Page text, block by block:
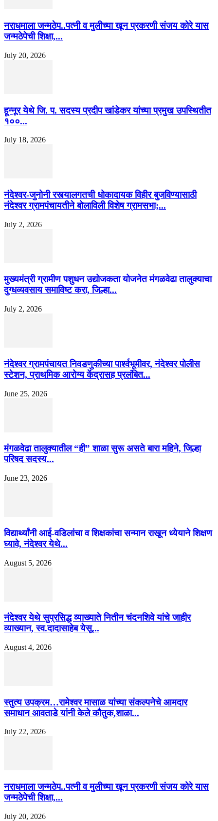
नराधमाला जन्मठेप..पत्नी व मुलीच्या खून प्रकरणी संजय कोरे यास
जन्मठेपेची शिक्षा,...
July 20, 2026
हून्नूर येथे जि. प. सदस्य प्रदीप खांडेकर यांच्या प्रमुख उपस्थितीत
१००...
July 18, 2026
नंदेश्वर-जुनोनी रस्त्यालगतची धोकादायक विहीर बुजविण्यासाठी
नंदेश्वर ग्रामपंचायतीने बोलाविली विशेष ग्रामसभा;...
July 2, 2026
मुख्यमंत्री ग्रामीण पशुधन उद्योजकता योजनेत मंगळवेढा तालुक्याचा
दुग्धव्यवसाय समाविष्ट करा, जिल्हा...
July 2, 2026
नंदेश्वर ग्रामपंचायत निवडणुकीच्या पार्श्वभूमीवर, नंदेश्वर पोलीस
स्टेशन, प्राथमिक आरोग्य केंद्रासह प्रलंबित...
June 25, 2026
मंगळवेढा तालुक्यातील “ही” शाळा सुरू असते बारा महिने, जिल्हा
परिषद सदस्य...
June 23, 2026
विद्यार्थ्यांनी आई-वडिलांचा व शिक्षकांचा सन्मान राखून ध्येयाने शिक्षण
घ्यावे, नंदेश्वर येथे...
August 5, 2026
नंदेश्वर येथे सुप्रसिद्ध व्याख्याते नितीन चंदनशिवे यांचे जाहीर
व्याख्यान, स्व.दादासाहेब येसू...
August 4, 2026
स्तुत्य उपक्रम…रामेश्वर मासाळ यांच्या संकल्पनेचे आमदार
समाधान आवताडे यांनी केले कौतुक,शाळा...
July 22, 2026
नराधमाला जन्मठेप..पत्नी व मुलीच्या खून प्रकरणी संजय कोरे यास
जन्मठेपेची शिक्षा,...
July 20, 2026